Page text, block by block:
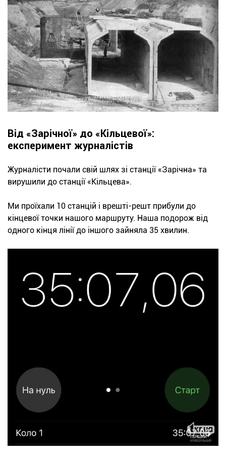
Від «Зарічної» до «Кільцевої»:
експеримент журналістів
Журналісти почали свій шлях зі станції «Зарічна» та
вирушили до станції «Кільцева».
Ми проїхали 10 станцій і врешті-решт прибули до
кінцевої точки нашого маршруту. Наша подорож від
одного кінця лінії до іншого зайняла 35 хвилин.